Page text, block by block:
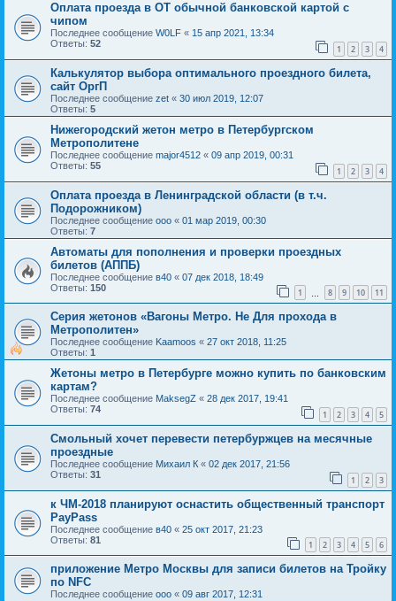
Оплата проезда в ОТ обычной банковской картой с
чипом
Последнее сообщение W0LF « 15 апр 2021, 13:34
Ответы: 52 1 2 3 4
Калькулятор выбора оптимального проездного билета,
сайт ОргП
Последнее сообщение zet « 30 июл 2019, 12:07
Ответы: 5
Нижегородский жетон метро в Петербургском
Метрополитене
Последнее сообщение major4512 « 09 апр 2019, 00:31
Ответы: 55 1 2 3 4
Оплата проезда в Ленинградской области (в т.ч.
Подорожником)
Последнее сообщение ooo « 01 мар 2019, 00:30
Ответы: 7
Автоматы для пополнения и проверки проездных
билетов (АППБ)
Последнее сообщение в40 « 07 дек 2018, 18:49
Ответы: 150 1 8 9 10 11
Серия жетонов «Вагоны Метро. Не Для прохода в
Метрополитен»
Последнее сообщение Kaamoos « 27 окт 2018, 11:25
Ответы: 1
Жетоны метро в Петербурге можно купить по банковским
картам?
Последнее сообщение MaksegZ « 28 дек 2017, 19:41
Ответы: 74 1 2 3 4 5
Смольный хочет перевести петербуржцев на месячные
проездные
Последнее сообщение Михаил К « 02 дек 2017, 21:56
Ответы: 31 1 2 3
к ЧМ-2018 планируют оснастить общественный транспорт
PayPass
Последнее сообщение в40 « 25 окт 2017, 21:23
Ответы: 81 1 2 3 4 5 6
приложение Метро Москвы для записи билетов на Тройку
по NFC
Последнее сообщение ooo « 09 авг 2017, 12:31